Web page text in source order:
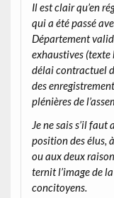
Il est clair qu’en
qui a été passé
Département
exhaustives
délai contractuel
des
plénières de
Je ne sais s’il
position des élus,
ou aux deux
ternit l’image de
concitoyens.